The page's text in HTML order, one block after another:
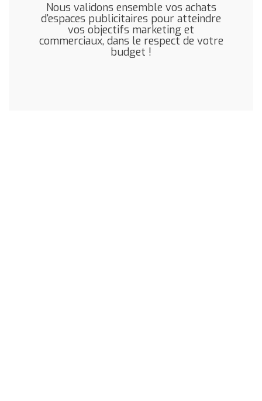
Nous validons ensemble vos achats
d'espaces publicitaires pour atteindre
vos objectifs marketing et
commerciaux, dans le respect de votre
budget !